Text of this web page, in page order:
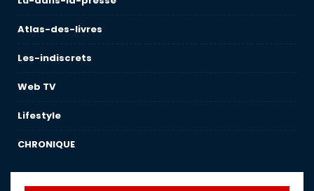
Atlas-des-livres
Les-indiscrets
Web TV
Lifestyle
CHRONIQUE